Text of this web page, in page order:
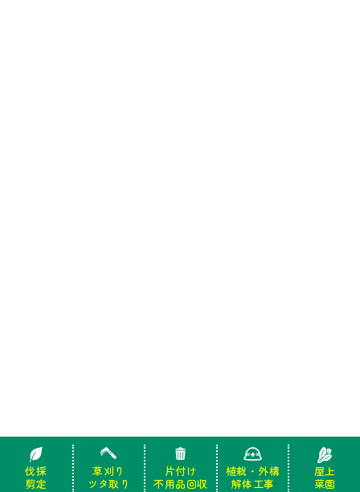
伐採
剪定
草刈り
ツタ取り
片付け
不用品回収
植栽・外構
解体工事
屋上
菜園
伐採
剪定
草刈り
ツタ取り
片付け
不用品回収
植栽・外構
解体工事
屋上
菜園